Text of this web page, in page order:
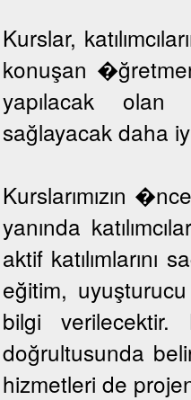
Kurslar,
konuşan
yapılacak olan
sağlayacak daha
Kurslarımızın
yanında
aktif
eğitim,
bilgi verilecektir.
doğrultusunda
hizmetleri de